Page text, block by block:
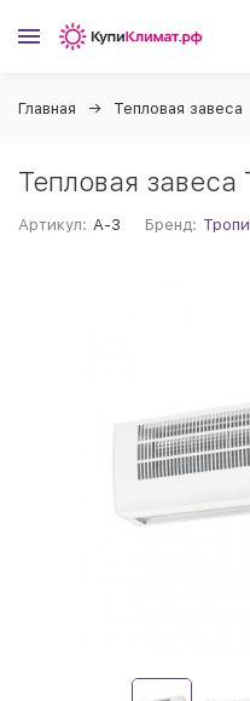
Главная Тепловая завеса
Тепловая завеса
Артикул: А-3 Бренд: